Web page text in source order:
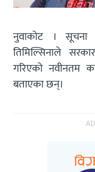
नुवाकोट । सूचना
तिमिल्सिनाले
गरिएको नवीनतम
बताएका छन्।